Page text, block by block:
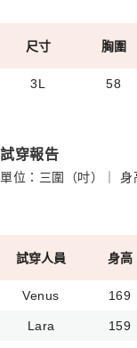
尺寸 胸圍
3L 58
試穿報告
單位：三圍（吋）｜ 身
試穿人員 身高
Venus 169
Lara 159